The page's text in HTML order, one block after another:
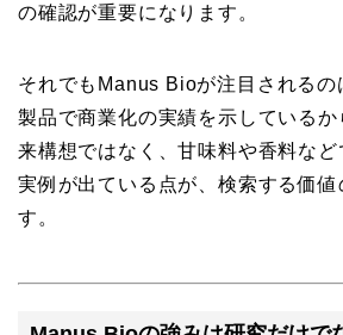
の確認が重要になります。
それでもManus Bioが注目されるの
製品で商業化の実績を示している
来構想ではなく、甘味料や香料な
実例が出ている点が、検索する価
す。